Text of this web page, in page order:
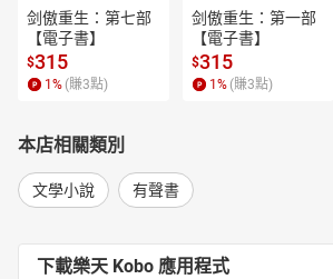
剑傲重生：第七部
【電子書】
$315
1 % (賺3點)
剑傲重生：第一部
【電子書】
$315
1 % (賺3點)
本店相關類別
文學小說 有聲書
下載樂天 Kobo 應用程式